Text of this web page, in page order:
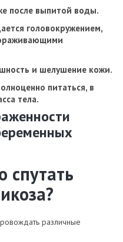
после выпитой воды.
головокружением,
и шелушение кожи.
питаться, в
тела.
различные